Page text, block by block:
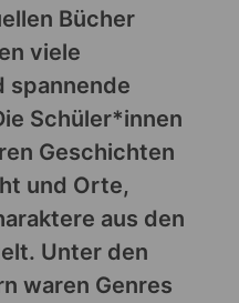
Bücher
viele
spannende
Schüler*innen
Geschichten
und Orte,
aus den
Unter den
waren Genres